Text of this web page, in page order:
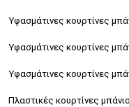
Υφασμάτινες κουρτίνες
Υφασμάτινες κουρτίνες
Υφασμάτινες κουρτίνες
Πλαστικές κουρτίνες